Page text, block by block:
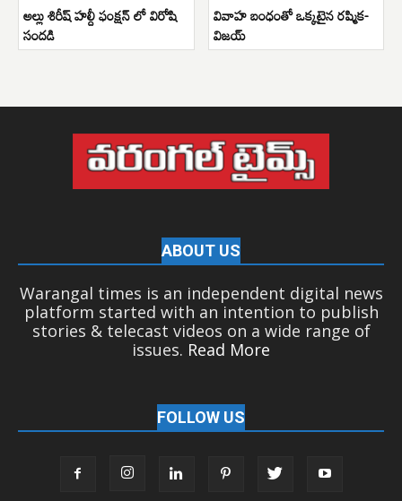
అల్లు శిరీష్ హల్దీ ఫంక్షన్ లో విరోషి
సందడి
వివాహ బంధంతో ఒక్కటైన రష్మిక-
విజయ్
ABOUT US
Warangal times is an independent digital news
platform started with an intention to publish
stories & telecast videos on a wide range of
issues. Read More
FOLLOW US